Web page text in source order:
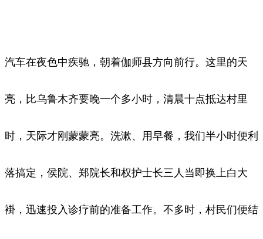
汽车在夜色中疾驰，朝着伽师县方向前行。这里的天
亮，比乌鲁木齐要晚一个多小时，清晨十点抵达村里
时，天际才刚蒙蒙亮。洗漱、用早餐，我们半小时便利
落搞定，侯院、郑院长和权护士长三人当即换上白大
褂，迅速投入诊疗前的准备工作。不多时，村民们便结